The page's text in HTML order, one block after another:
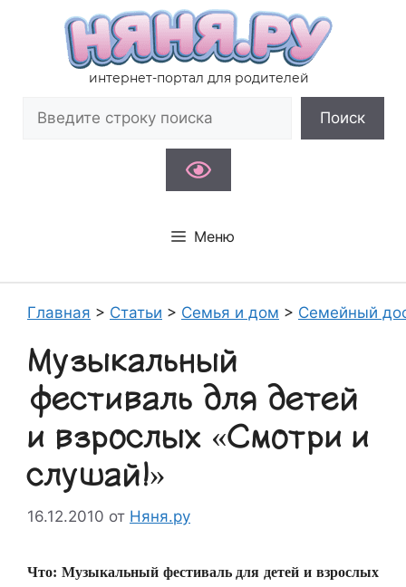
содержимому
интернет-портал для родителей
Поиск
Меню
Главная > Статьи > Семья и дом > Семейный
Музыкальный
фестиваль для детей
и взрослых «Смотри и
слушай!»
16.12.2010 от Няня.ру
Что: Музыкальный фестиваль для детей и взрослых